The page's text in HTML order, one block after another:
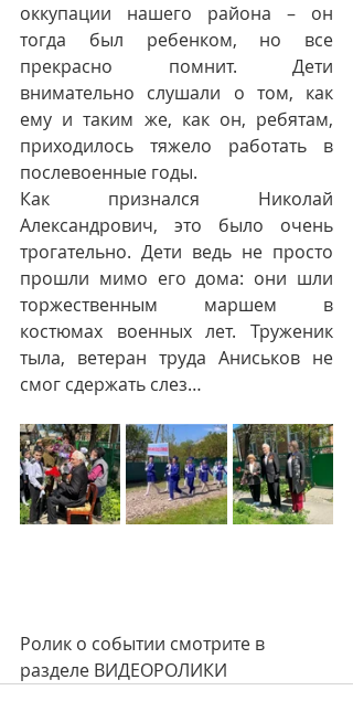
оккупации нашего района – он
тогда был ребенком, но все
прекрасно помнит. Дети
внимательно слушали о том, как
ему и таким же, как он, ребятам,
приходилось тяжело работать в
послевоенные годы.
Как признался Николай
Александрович, это было очень
трогательно. Дети ведь не просто
прошли мимо его дома: они шли
торжественным маршем в
костюмах военных лет. Труженик
тыла, ветеран труда Аниськов не
смог сдержать слез…
Ролик о событии смотрите в
разделе ВИДЕОРОЛИКИ